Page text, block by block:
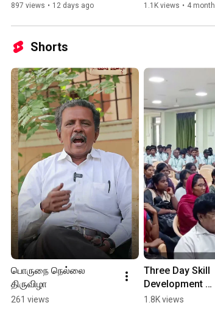
897 views • 12 days ago 1.1K views • 4
Shorts
பொருநை நெல்லை
திருவிழா
261 views
Three Day Skill
Development
Programme
1.8K views